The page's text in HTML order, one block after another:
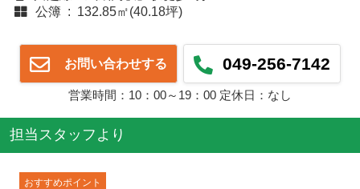
公簿 : 132.85㎡(40.18坪)
お問い合わせする 049-256-7142
営業時間：10：00～19：00 定休日：なし
担当スタッフより
おすすめポイント